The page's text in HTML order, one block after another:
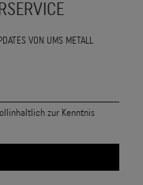
VON UMS METALL
zur Kenntnis